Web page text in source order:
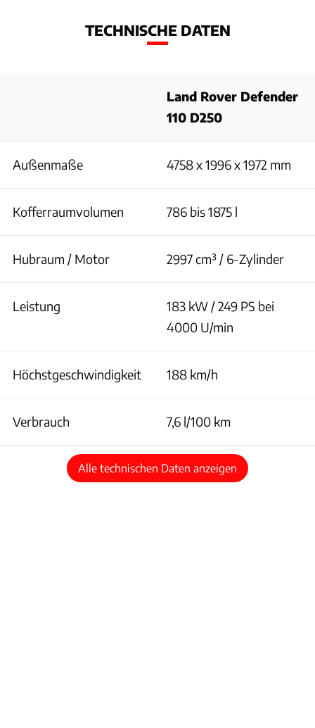
TECHNISCHE DATEN
Land Rover Defender
110 D250
Außenmaße 4758 x 1996 x 1972 mm
Kofferraumvolumen 786 bis 1875 l
Hubraum / Motor 2997 cm³ / 6-Zylinder
Leistung
183 kW / 249 PS bei
4000 U/min
Höchstgeschwindigkeit 188 km/h
Verbrauch 7,6 l/100 km
Alle technischen Daten anzeigen